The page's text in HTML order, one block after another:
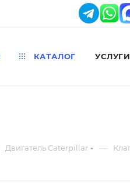
КАТАЛОГ УСЛУГИ
Двигатель Caterpillar —